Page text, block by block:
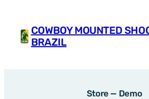
conteúdo
COWBOY MOUNTED
BRAZIL
Store — Demo